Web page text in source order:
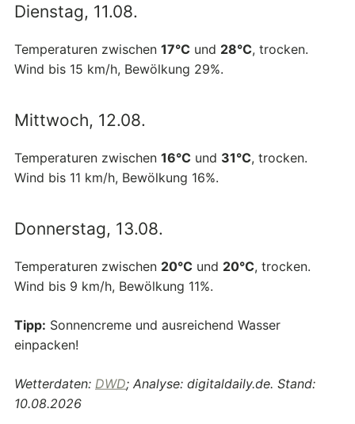
Dienstag, 11.08.
Temperaturen zwischen 17°C und 28°C, trocken.
Wind bis 15 km/h, Bewölkung 29%.
Mittwoch, 12.08.
Temperaturen zwischen 16°C und 31°C, trocken.
Wind bis 11 km/h, Bewölkung 16%.
Donnerstag, 13.08.
Temperaturen zwischen 20°C und 20°C, trocken.
Wind bis 9 km/h, Bewölkung 11%.
Tipp: Sonnencreme und ausreichend Wasser
einpacken!
Wetterdaten: DWD; Analyse: digitaldaily.de. Stand:
10.08.2026